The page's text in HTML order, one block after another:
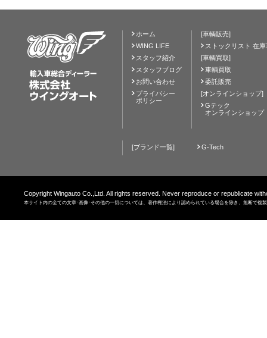
ホーム
WING LIFE
スタッフ紹介
スタッフブログ
お問い合わせ
プライバシー
ポリシー
[車輌販売]
ストックリスト 在
[車輌買取]
車輌買取
委託販売
[オンラインショップ]
Gテック
オンラインショップ
[ブランド一覧] G-Tech
Copyright Wingauto Co.,Ltd. All rights reserved. Never reproduce or republicate
本サイト内の全ての文章･画像･その他の一切については、著作権法により認められている場合を除き、無断で複